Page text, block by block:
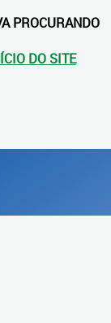
PROCURANDO
DO SITE